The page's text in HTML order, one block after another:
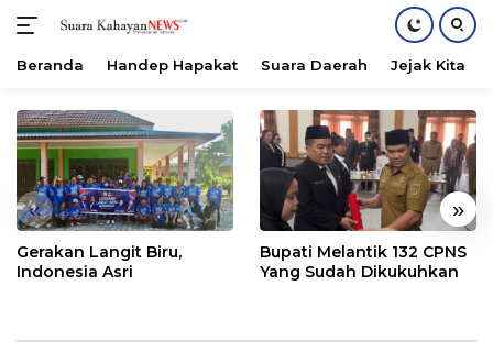
konten
Beranda Handep Hapakat Suara Daerah Jejak Kita
« »
Gerakan Langit Biru,
Indonesia Asri
Bupati Melantik 132 CPNS
Yang Sudah Dikukuhkan